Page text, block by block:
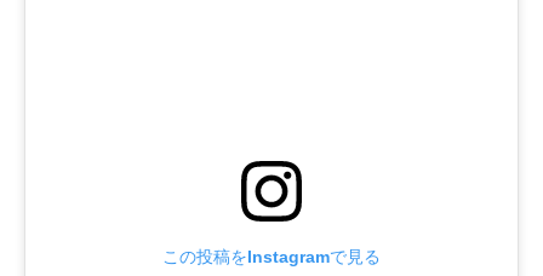
この投稿をInstagramで見る